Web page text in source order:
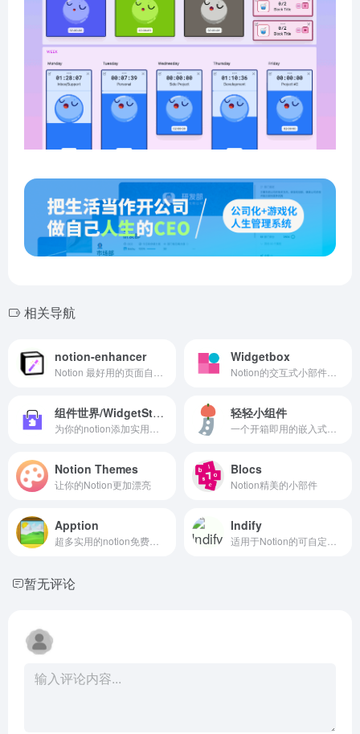
相关导航
notion-enhancer Widgetbox
组件世界/WidgetStore 轻轻小组件
Notion Themes
让你的Notion更加漂亮
Blocs
Notion精美的小部件
Apption Indify
暂无评论